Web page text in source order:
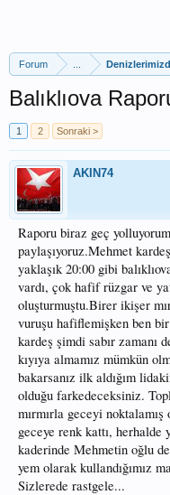
Forum
Balıklıova
1 2 Sonraki >
AKIN74
Raporu biraz geç
paylaşıyoruz.Mehmet
yaklaşık 20:00 gibi
vardı, çok hafif rüzgar ve
oluşturmuştu.Birer ikişer
vuruşu hafiflemişken ben
kardeş şimdi sabır zamanı
kıyıya almamız mümkün
bakarsanız ilk aldığım
olduğu farkedeceksiniz.
mırmırla geceyi
geceye renk kattı, herhalde
kaderinde Mehmetin oğlu
yem olarak kullandığımız
Sizlerede rastgele...